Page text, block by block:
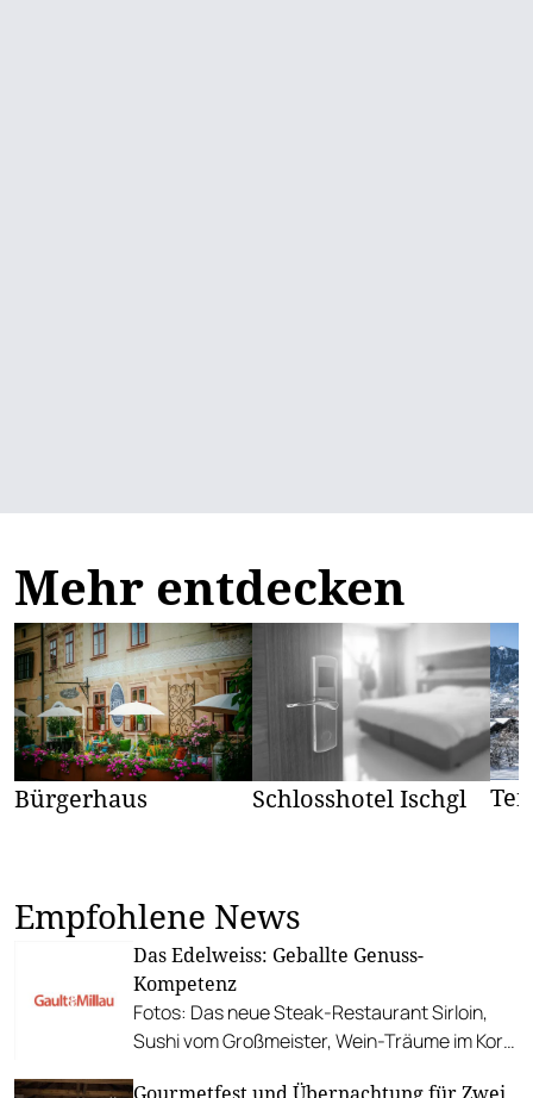
Mehr entdecken
Bürgerhaus Schlosshotel Ischgl
Empfohlene News
Das Edelweiss: Geballte Genuss-
Kompetenz
Fotos: Das neue Steak-Restaurant Sirloin,
Sushi vom Großmeister, Wein-Träume im Kork